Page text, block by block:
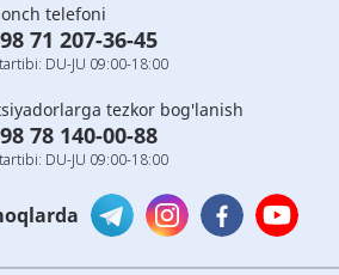
telefoni
71 207-36-45
DU-JU 09:00-18:00
tezkor bog'lanish
78 140-00-88
DU-JU 09:00-18:00